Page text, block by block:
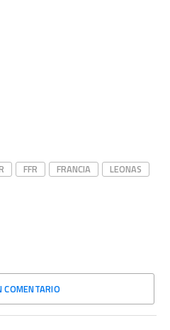
FFR FRANCIA
LEONAS
COMENTARIO